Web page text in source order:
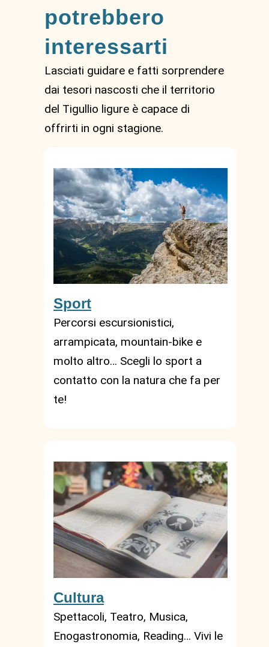
potrebbero
interessarti
Lasciati guidare e fatti sorprendere
dai tesori nascosti che il territorio
del Tigullio ligure è capace di
offrirti in ogni stagione.
Sport
Percorsi escursionistici,
arrampicata, mountain-bike e
molto altro… Scegli lo sport a
contatto con la natura che fa per
te!
Cultura
Spettacoli, Teatro, Musica,
Enogastronomia, Reading… Vivi le